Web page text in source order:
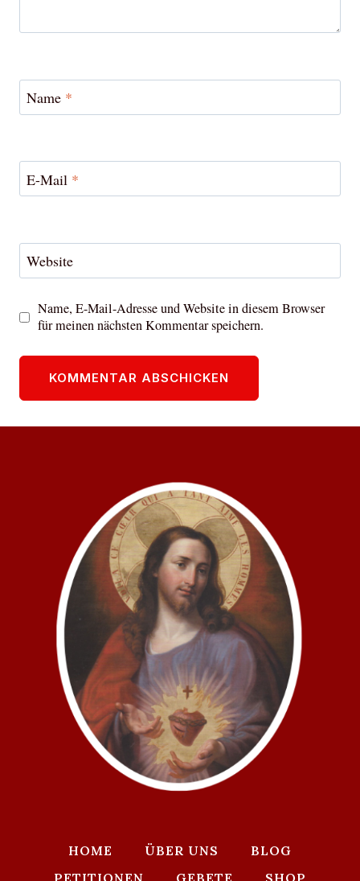
Name *
E-Mail *
Website
Name, E-Mail-Adresse und Website in diesem Browser
für meinen nächsten Kommentar speichern.
HOME ÜBER UNS
BLOG